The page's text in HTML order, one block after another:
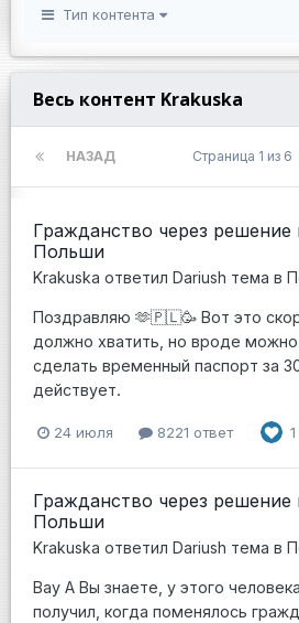
Тип контента
Весь контент Krakuska
НАЗАД Страница 1 из 6
Гражданство через решение
Польши
Krakuska ответил Dariush тема в
Поздравляю 🫶🇵🇱🥳 Вот это
должно хватить, но вроде
сделать временный паспорт за
действует.
24 июля 8221 ответ 1
Гражданство через решение
Польши
Krakuska ответил Dariush тема в
Вау А Вы знаете, у этого
получил, когда поменялось